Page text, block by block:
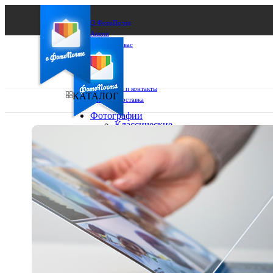
О ФотоПочте
Акции
Сделаем за вас
Бизнесу
FAQ
Франшиза
Поддержка и контакты
Оплата и доставка
Ваш регион доставки
Выберите из списка:
КАТАЛОГ
Фотографии
Классические
10х10
10х15
13х18
15х15
15х20
20х20
20х30
30х30
30х40
А4
Фото